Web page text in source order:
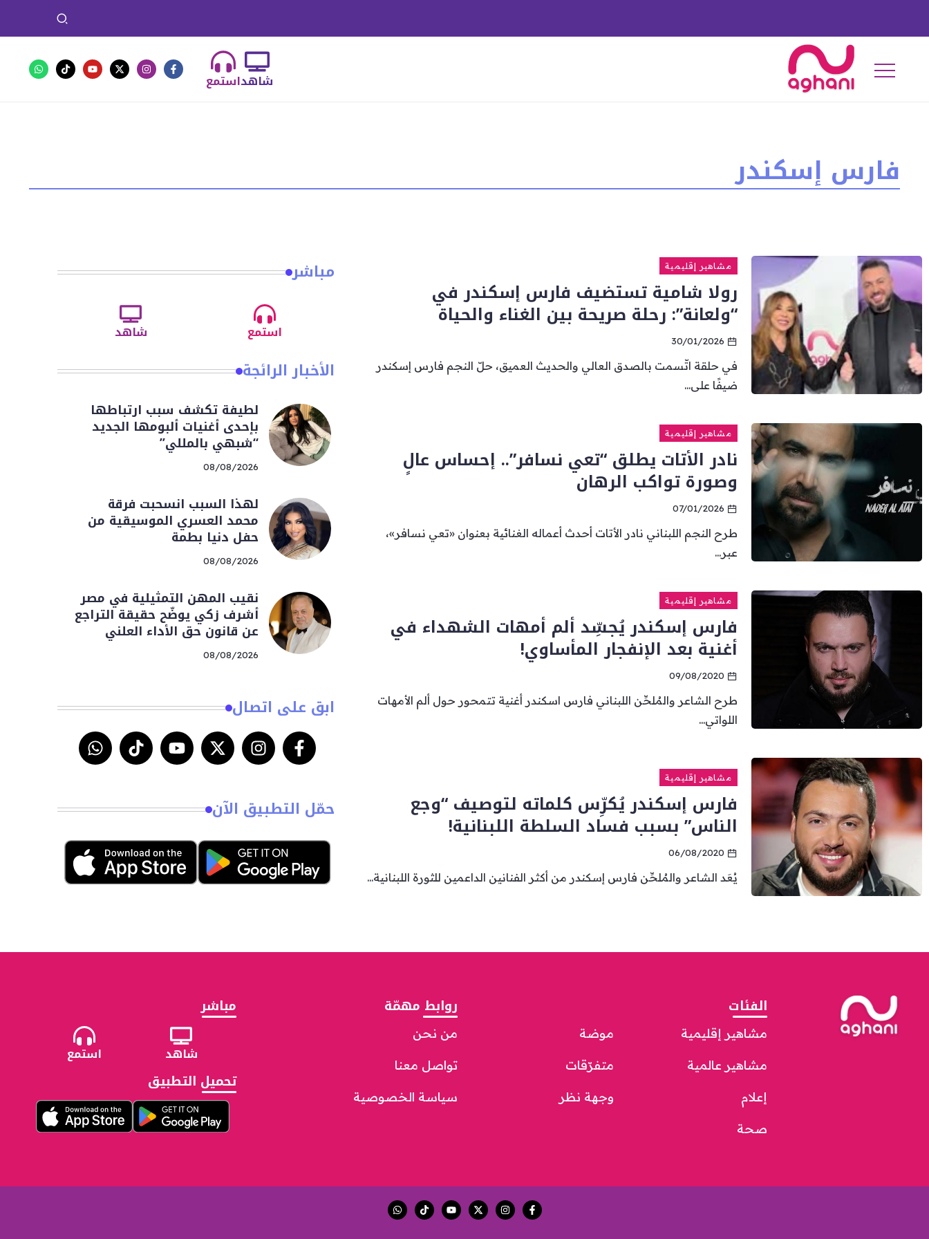
استمعشاهد
فارس إسكندر
مشاهير إقليمية
رولا شامية تستضيف فارس إسكندر في
“ولعانة”: رحلة صريحة بين الغناء والحياة
30/01/2026
في حلقة اتّسمت بالصدق العالي والحديث العميق، حلّ النجم فارس إسكندر
ضيفًا على...
مشاهير إقليمية
نادر الأتات يطلق “تعي نسافر”.. إحساس عالٍ
وصورة تواكب الرهان
07/01/2026
طرح النجم اللبناني نادر الأتات أحدث أعماله الغنائية بعنوان «تعي نسافر»،
عبر...
مشاهير إقليمية
فارس إسكندر يُجسِّد ألم أمهات الشهداء في
أغنية بعد الإنفجار المأساوي!
09/08/2020
طرح الشاعر والمُلحِّن اللبناني فارس اسكندر أغنية تتمحور حول ألم الأمهات
اللواتي...
مشاهير إقليمية
فارس إسكندر يُكرِّس كلماته لتوصيف “وجع
الناس” بسبب فساد السلطة اللبنانية!
06/08/2020
يُعَد الشاعر والمُلحِّن فارس إسكندر من أكثر الفنانين الداعمين للثورة اللبنانية...
مباشر
استمع شاهد
الأخبار الرائجة
لطيفة تكشف سبب ارتباطها
بإحدى أغنيات ألبومها الجديد
“شبهي بالمللي”
08/08/2026
لهذا السبب انسحبت فرقة
محمد العسري الموسيقية من
حفل دنيا بطمة
08/08/2026
نقيب المهن التمثيلية في مصر
أشرف زكي يوضّح حقيقة التراجع
عن قانون حق الأداء العلني
08/08/2026
ابق على اتصال
حمّل التطبيق الآن
الفئات
مشاهير إقليمية
مشاهير عالمية
إعلام
صحة
موضة
متفرّقات
وجهة نظر
روابط مهمّة
من نحن
تواصل معنا
سياسة الخصوصية
مباشر
شاهد استمع
تحميل التطبيق